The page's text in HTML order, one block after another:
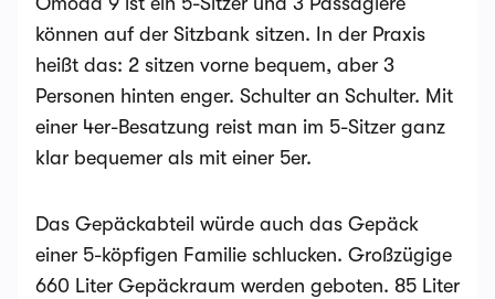
können auf der Sitzbank sitzen. In der Praxis
heißt das: 2 sitzen vorne bequem, aber 3
Personen hinten enger. Schulter an Schulter. Mit
einer 4er-Besatzung reist man im 5-Sitzer ganz
klar bequemer als mit einer 5er.
Das Gepäckabteil würde auch das Gepäck
einer 5-köpfigen Familie schlucken. Großzügige
660 Liter Gepäckraum werden geboten. 85 Liter